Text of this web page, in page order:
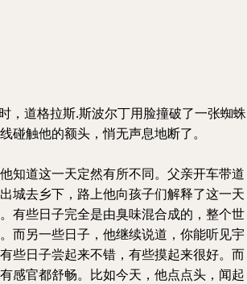
，道格拉斯.斯波尔丁用脸撞破了一张蜘蛛
碰触他的额头，悄无声息地断了。
知道这一天定然有所不同。父亲开车带道
城去乡下，路上他向孩子们解释了这一天
有些日子完全是由臭味混合成的，整个世
而另一些日子，他继续说道，你能听见宇
些日子尝起来不错，有些摸起来很好。而
感官都舒畅。比如今天，他点点头，闻起